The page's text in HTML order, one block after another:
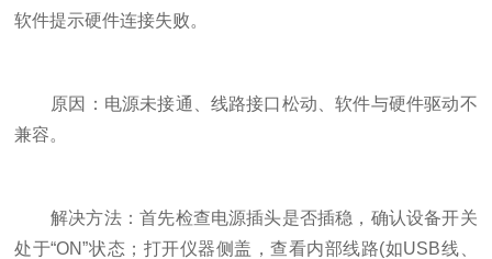
软件提示硬件连接失败。
​​原因​​：电源未接通、线路接口松动、软件与硬件驱动不
兼容。
​​解决方法​​：首先检查电源插头是否插稳，确认设备开关
处于“ON”状态；打开仪器侧盖，查看内部线路(如USB线、